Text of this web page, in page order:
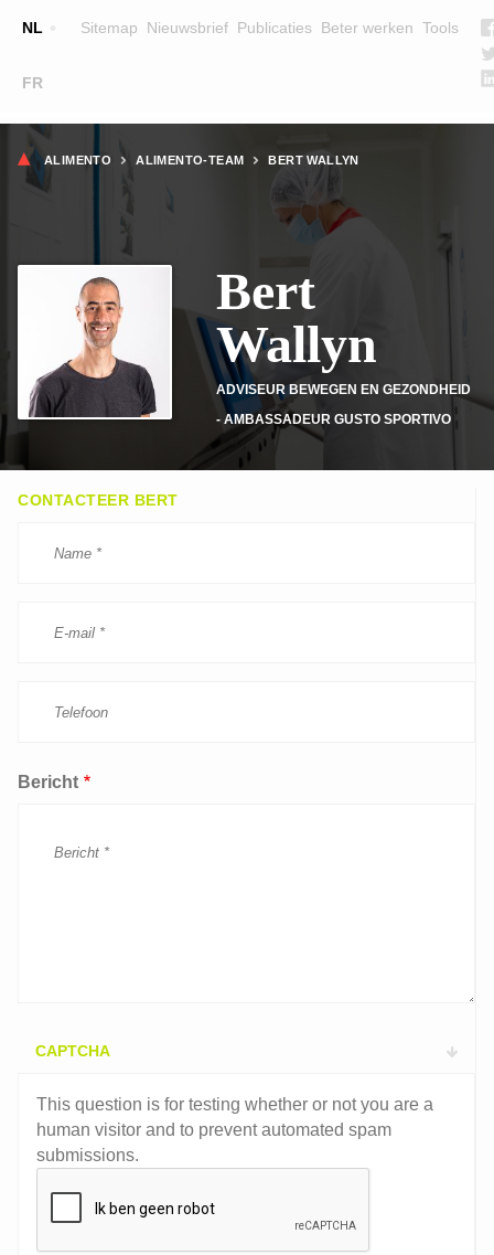
NL
FR
Sitemap Nieuwsbrief Publicaties Beter werken Tools
Main
navigation
OPLEIDINGEN
LESGEVERS
TEAM
CONTACT
Kruimelpad
ALIMENTO ALIMENTO-TEAM BERT WALLYN
Bert
Wallyn
ADVISEUR BEWEGEN EN GEZONDHEID
- AMBASSADEUR GUSTO SPORTIVO
CONTACTEER BERT
Bericht
CAPTCHA
This question is for testing whether or not you are a
human visitor and to prevent automated spam
submissions.